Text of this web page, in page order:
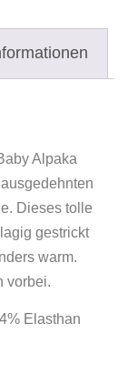
Alpaka
Dieses tolle
gestrickt
warm.
vorbei.
Elasthan